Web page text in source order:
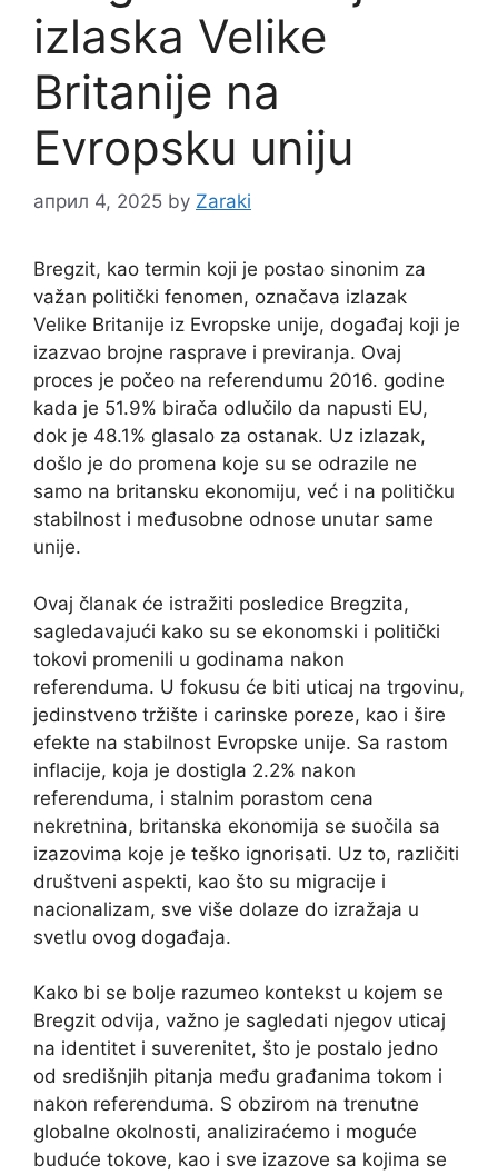
izlaska Velike
Britanije na
Evropsku uniju
април 4, 2025 by Zaraki
Bregzit, kao termin koji je postao sinonim za
važan politički fenomen, označava izlazak
Velike Britanije iz Evropske unije, događaj koji je
izazvao brojne rasprave i previranja. Ovaj
proces je počeo na referendumu 2016. godine
kada je 51.9% birača odlučilo da napusti EU,
dok je 48.1% glasalo za ostanak. Uz izlazak,
došlo je do promena koje su se odrazile ne
samo na britansku ekonomiju, već i na političku
stabilnost i međusobne odnose unutar same
unije.
Ovaj članak će istražiti posledice Bregzita,
sagledavajući kako su se ekonomski i politički
tokovi promenili u godinama nakon
referenduma. U fokusu će biti uticaj na trgovinu,
jedinstveno tržište i carinske poreze, kao i šire
efekte na stabilnost Evropske unije. Sa rastom
inflacije, koja je dostigla 2.2% nakon
referenduma, i stalnim porastom cena
nekretnina, britanska ekonomija se suočila sa
izazovima koje je teško ignorisati. Uz to, različiti
društveni aspekti, kao što su migracije i
nacionalizam, sve više dolaze do izražaja u
svetlu ovog događaja.
Kako bi se bolje razumeo kontekst u kojem se
Bregzit odvija, važno je sagledati njegov uticaj
na identitet i suverenitet, što je postalo jedno
od središnjih pitanja među građanima tokom i
nakon referenduma. S obzirom na trenutne
globalne okolnosti, analiziraćemo i moguće
buduće tokove, kao i sve izazove sa kojima se